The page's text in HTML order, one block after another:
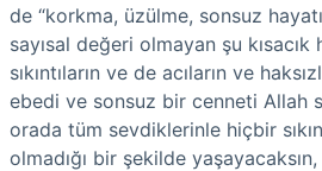
de “korkma, üzülme, sonsuz
sayısal değeri olmayan şu
sıkıntıların ve de acıların ve
ebedi ve sonsuz bir cenneti Allah
orada tüm sevdiklerinle hiçbir
olmadığı bir şekilde